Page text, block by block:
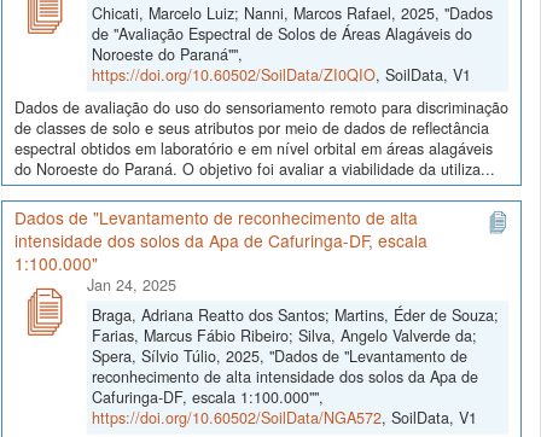
Chicati, Marcelo Luiz; Nanni, Marcos Rafael, 2025, "Dados
de "Avaliação Espectral de Solos de Áreas Alagáveis do
Noroeste do Paraná"",
https://doi.org/10.60502/SoilData/ZI0QIO, SoilData, V1
Dados de avaliação do uso do sensoriamento remoto para discriminação
de classes de solo e seus atributos por meio de dados de reflectância
espectral obtidos em laboratório e em nível orbital em áreas alagáveis
do Noroeste do Paraná. O objetivo foi avaliar a viabilidade da utiliza...
Dados de "Levantamento de reconhecimento de alta
intensidade dos solos da Apa de Cafuringa-DF, escala
1:100.000"
Jan 24, 2025
Braga, Adriana Reatto dos Santos; Martins, Éder de Souza;
Farias, Marcus Fábio Ribeiro; Silva, Angelo Valverde da;
Spera, Sílvio Túlio, 2025, "Dados de "Levantamento de
reconhecimento de alta intensidade dos solos da Apa de
Cafuringa-DF, escala 1:100.000"",
https://doi.org/10.60502/SoilData/NGA572, SoilData, V1